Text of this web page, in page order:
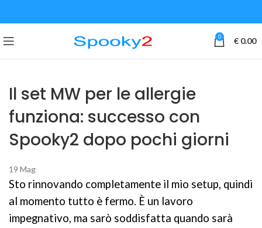
0 € 0.00
Il set MW per le allergie
funziona: successo con
Spooky2 dopo pochi giorni
19 Mag
Sto rinnovando completamente il mio setup, quindi
al momento tutto è fermo. È un lavoro
impegnativo, ma sarò soddisfatta quando sarà